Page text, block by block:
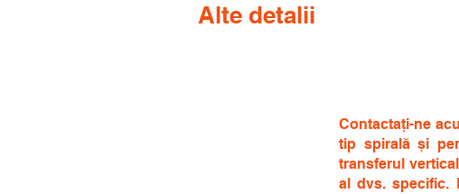
Alte detalii
Contactați-ne
tip spirală și
transferul
al dvs. specific.